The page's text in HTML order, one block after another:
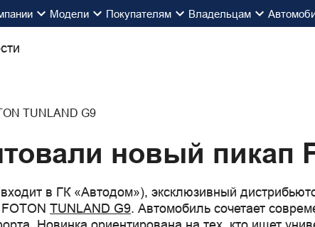
Модели Покупателям Владельцам
новый пикап
в ГК «Автодом»), эксклюзивный
TUNLAND G9. Автомобиль сочетает